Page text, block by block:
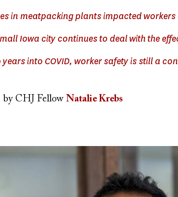
in meatpacking plants impacted
Iowa city continues to deal with the
years into COVID, worker safety is still a
byCHJ Fellow Natalie Krebs